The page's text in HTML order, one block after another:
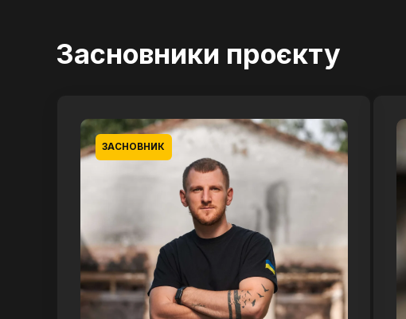
Засновники проєкту
ЗАСНОВНИК